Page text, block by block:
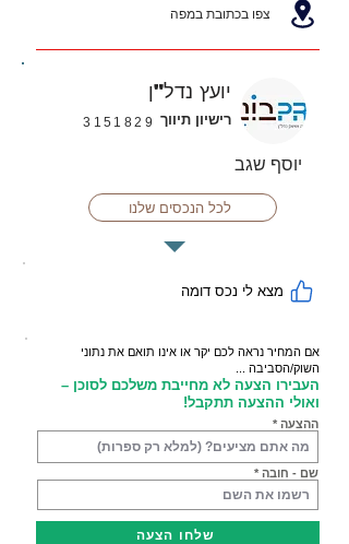
צפו בכתובת במפה
יועץ נדל"ן
3151829 רישיון תיווך
יוסף שגב
לכל הנכסים שלנו
מצא לי נכס דומה
אם המחיר נראה לכם יקר או אינו תואם את נתוני
השוק/הסביבה ...
העבירו הצעה לא מחייבת משלכם לסוכן –
ואולי ההצעה תתקבל!
ההצעה
שם - חובה
שלחו הצעה